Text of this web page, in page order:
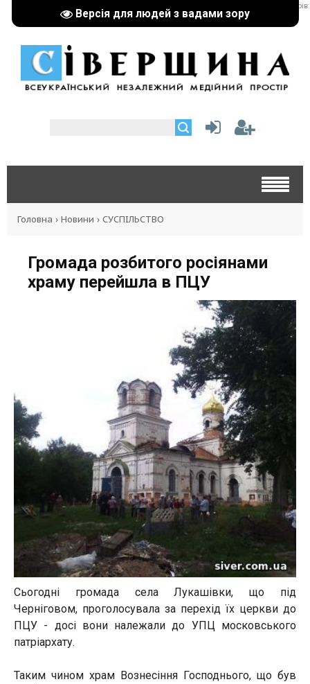
Версія для людей з вадами зору
реклама партнерів:
Головна › Новини › СУСПІЛЬСТВО
Громада розбитого росіянами
храму перейшла в ПЦУ
Сьогодні громада села Лукашівки, що під
Черніговом, проголосувала за перехід їх церкви до
ПЦУ - досі вони належали до УПЦ московського
патріархату.
Таким чином храм Вознесіння Господнього, що був